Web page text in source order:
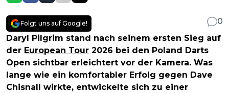
Folgt uns auf Google!
0
Daryl Pilgrim stand nach seinem ersten Sieg auf
der European Tour 2026 bei den Poland Darts
Open sichtbar erleichtert vor der Kamera. Was
lange wie ein komfortabler Erfolg gegen Dave
Chisnall wirkte, entwickelte sich zu einer